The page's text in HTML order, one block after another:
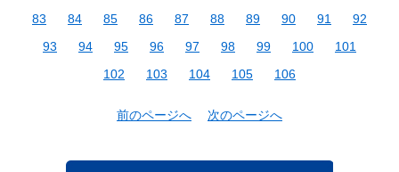
83
84 85 86 87 88 89 90 91
92
93
94 95 96 97 98 99 100
101
102
103 104 105 106
前のページへ 次のページへ